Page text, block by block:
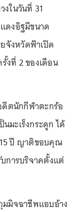
ในวันที่ 31
ดงอิฐมีขนาด
จังหวัดฟ้าเปิด
งที่ 2 ของเดือน
ดีตนักกีฬาตะกร้อ
มะเร็งกระดูก ได้
15 ปี ญาติขอบคุณ
การบริจาคตั้งแต่
มิจฉาชีพแอบอ้าง